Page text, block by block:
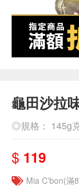
龜田沙拉
◎規格： 145g
$ 119
Mia C'bon(滿